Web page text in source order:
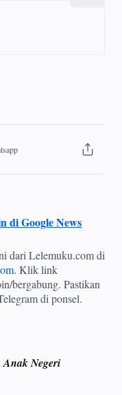
di Google News
dari Lelemuku.com di
. Klik link
bergabung. Pastikan
di ponsel.
Anak Negeri